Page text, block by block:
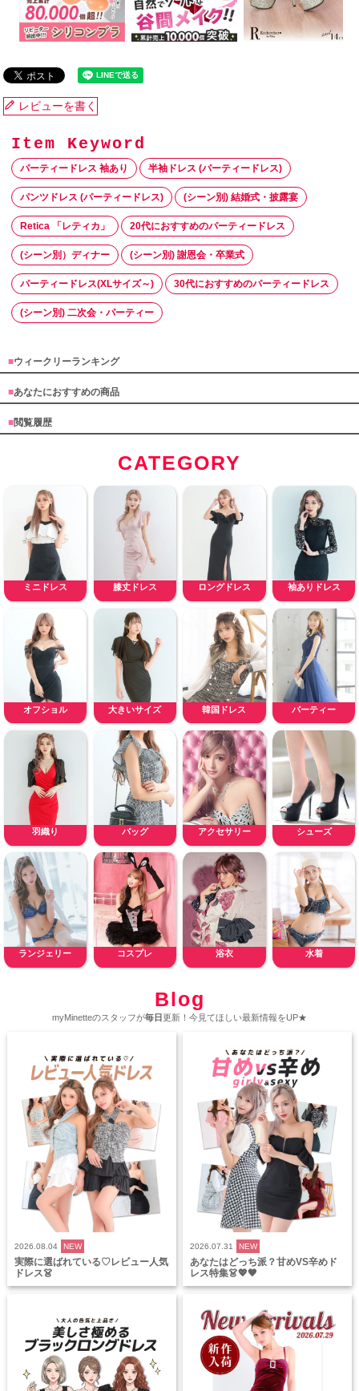
レビューを書く
パーティードレス 袖あり 半袖ドレス (パーティードレス)
パンツドレス (パーティードレス) (シーン別) 結婚式・披露宴
Retica 「レティカ」 20代におすすめのパーティードレス
(シーン別）ディナー (シーン別) 謝恩会・卒業式
パーティードレス(XLサイズ～) 30代におすすめのパーティードレス
(シーン別) 二次会・パーティー
■ウィークリーランキング
■あなたにおすすめの商品
■閲覧履歴
CATEGORY
ミニドレス 膝丈ドレス ロングドレス 袖ありドレス
オフショル 大きいサイズ 韓国ドレス パーティー
羽織り バッグ アクセサリー シューズ
ランジェリー コスプレ 浴衣 水着
Blog
myMinetteのスタッフが毎日 更新！今見てほしい最新情報をUP★
2026.08.04 NEW
実際に選ばれている♡レビュー人気
ドレス👗
2026.07.31 NEW
あなたはどっち派？甘めVS辛めド
レス特集👗💖🖤